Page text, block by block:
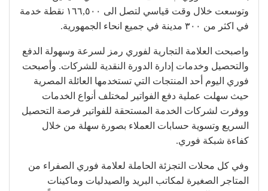
وتوسعت خلال وقت قياسي لتصل الى ١٦٦,٥٠٠ نقطة خدمة
في اكثر من ٣٠٠ مدينة في جميع انحاء الجمهورية.
واصبحت العلامة التجارية لفوري رمز لسرعة وسهولة الدفع
والتحصيل وخدمات إدارة الدورة النقدية للشركات. وأصبحت
فوري اليوم أحد المنتجات التي تستخدمها العائلة المصرية
حيث سهلت عملية دفع الفواتير لمختلف أنواع الخدمات
ووفرت لشركات الخدمة المستحقة للفواتير فرصة التحصيل
السريع وتسوية حسابات العملاء بصورة سهلة من خلال
كفاءة شبكة فوري.
وفي كل محلات التجزئة الحاملة لعلامة فوري الصفراء من
المتاجر الصغيرة لمكاتب البريد والصيدليات وماكينات